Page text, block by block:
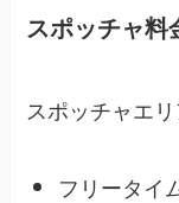
スポッチャ料
スポッチャエ
フリータイ